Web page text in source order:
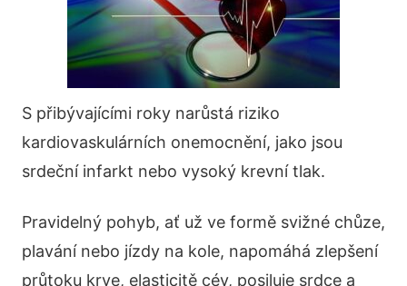
S přibývajícími roky narůstá riziko
kardiovaskulárních onemocnění, jako jsou
srdeční infarkt nebo vysoký krevní tlak.
Pravidelný pohyb, ať už ve formě svižné chůze,
plavání nebo jízdy na kole, napomáhá zlepšení
průtoku krve, elasticitě cév, posiluje srdce a